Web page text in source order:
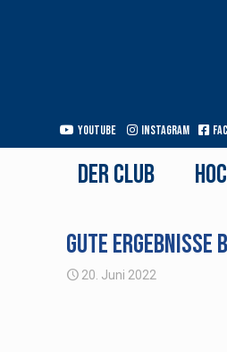
Youtube Instagram
Der Club
Gute Ergebnisse
20. Juni 2022